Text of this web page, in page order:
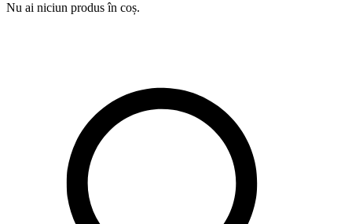
Nu ai niciun produs în coș.